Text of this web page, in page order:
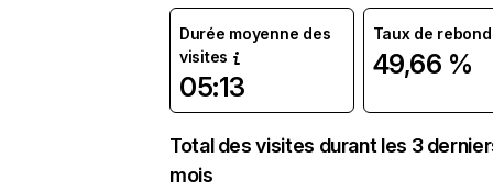
Durée moyenne des
visites
05:13
Taux de rebond
49,66 %
Total des visites durant les 3
mois